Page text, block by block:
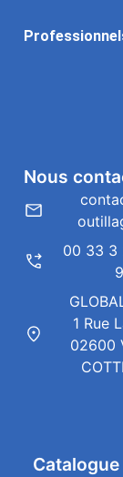
Catalogue
Nous
00 33 3
1 Rue
02600